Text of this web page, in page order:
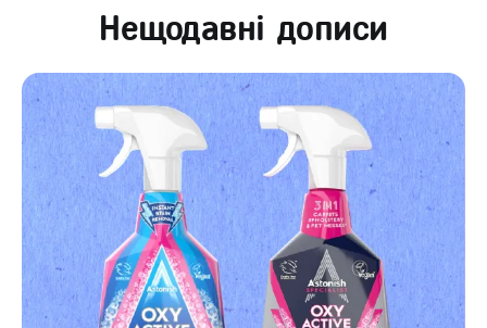
Нещодавні дописи